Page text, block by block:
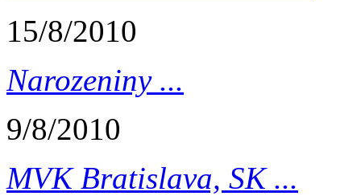
15/8/2010
Narozeniny ...
9/8/2010
MVK Bratislava, SK ...